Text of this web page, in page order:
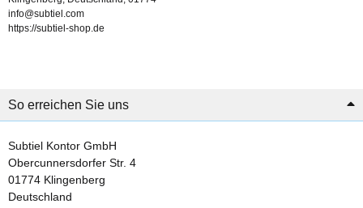
info@subtiel.com
https://subtiel-shop.de
So erreichen Sie uns
Subtiel Kontor GmbH
Obercunnersdorfer Str. 4
01774 Klingenberg
Deutschland